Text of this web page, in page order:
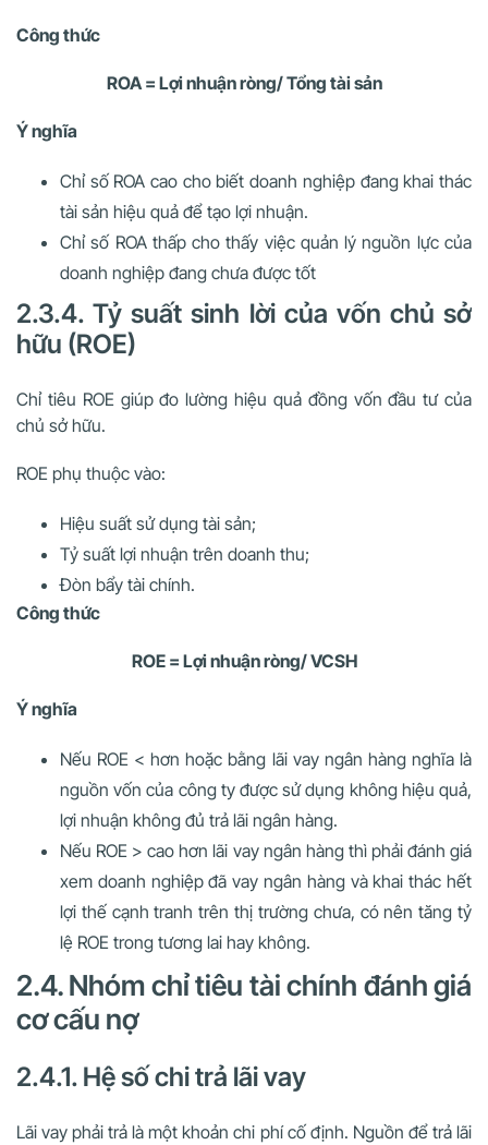
Công thức
ROA = Lợi nhuận ròng/ Tổng tài sản
Ý nghĩa
Chỉ số ROA cao cho biết doanh nghiệp đang khai thác
tài sản hiệu quả để tạo lợi nhuận.
Chỉ số ROA thấp cho thấy việc quản lý nguồn lực của
doanh nghiệp đang chưa được tốt
2.3.4. Tỷ suất sinh lời của vốn chủ sở
hữu (ROE)
Chỉ tiêu ROE giúp đo lường hiệu quả đồng vốn đầu tư của
chủ sở hữu.
ROE phụ thuộc vào:
Hiệu suất sử dụng tài sản;
Tỷ suất lợi nhuận trên doanh thu;
Đòn bẩy tài chính.
Công thức
ROE = Lợi nhuận ròng/ VCSH
Ý nghĩa
Nếu ROE < hơn hoặc bằng lãi vay ngân hàng nghĩa là
nguồn vốn của công ty được sử dụng không hiệu quả,
lợi nhuận không đủ trả lãi ngân hàng.
Nếu ROE > cao hơn lãi vay ngân hàng thì phải đánh giá
xem doanh nghiệp đã vay ngân hàng và khai thác hết
lợi thế cạnh tranh trên thị trường chưa, có nên tăng tỷ
lệ ROE trong tương lai hay không.
2.4. Nhóm chỉ tiêu tài chính đánh giá
cơ cấu nợ
2.4.1. Hệ số chi trả lãi vay
Lãi vay phải trả là một khoản chi phí cố định. Nguồn để trả lãi